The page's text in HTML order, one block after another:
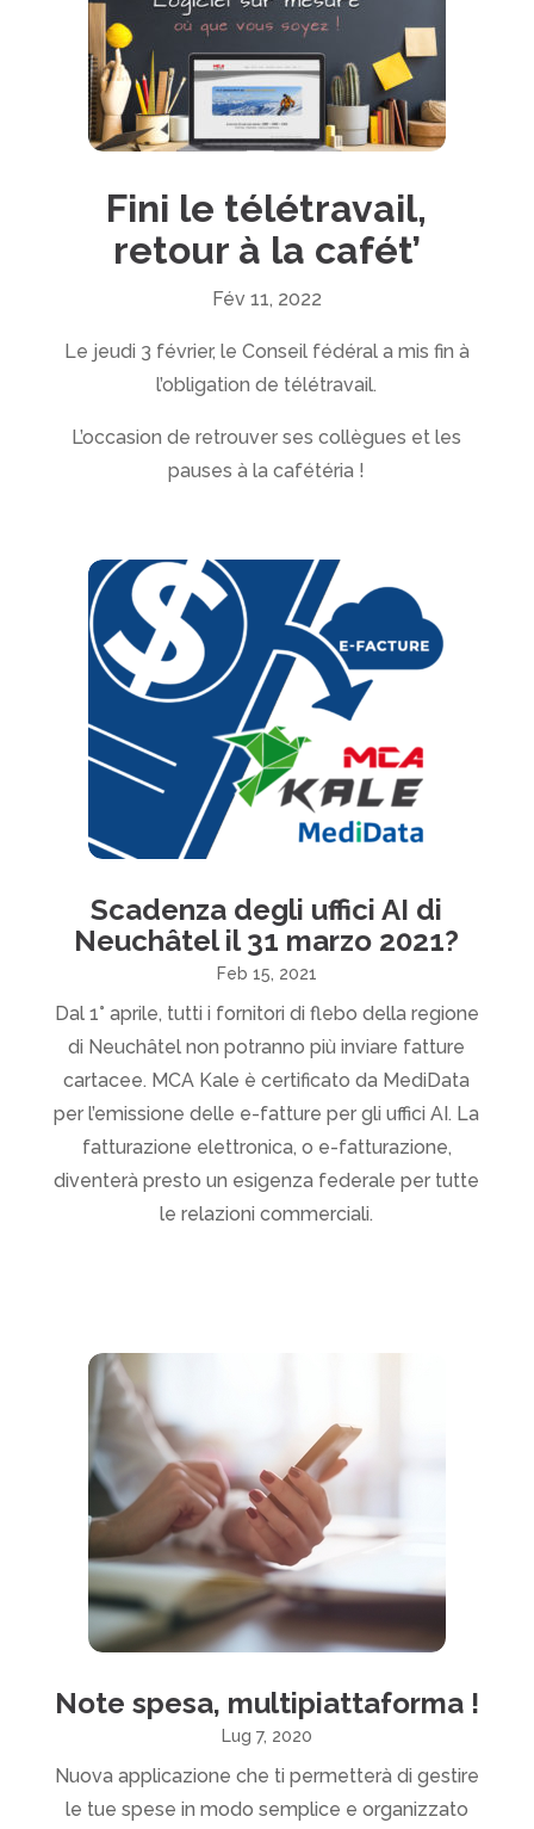
Fini le télétravail,
retour à la cafét’
Fév 11, 2022
Le jeudi 3 février, le Conseil fédéral a mis fin à
l’obligation de télétravail.
L’occasion de retrouver ses collègues et les
pauses à la cafétéria !
Scadenza degli uffici AI di
Neuchâtel il 31 marzo 2021?
Feb 15, 2021
Dal 1° aprile, tutti i fornitori di flebo della regione
di Neuchâtel non potranno più inviare fatture
cartacee. MCA Kale è certificato da MediData
per l’emissione delle e-fatture per gli uffici AI. La
fatturazione elettronica, o e-fatturazione,
diventerà presto un esigenza federale per tutte
le relazioni commerciali.
Note spesa, multipiattaforma !
Lug 7, 2020
Nuova applicazione che ti permetterà di gestire
le tue spese in modo semplice e organizzato